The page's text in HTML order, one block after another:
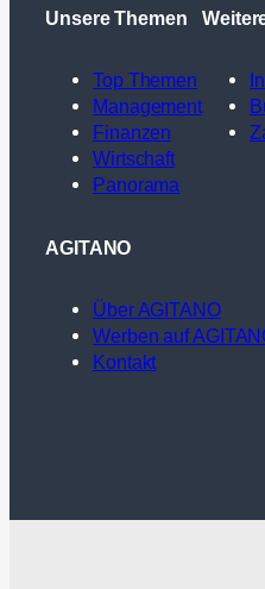
Unsere Themen
Top Themen
Management
Finanzen
Wirtschaft
Panorama
AGITANO
Über AGITANO
Werben auf
Kontakt